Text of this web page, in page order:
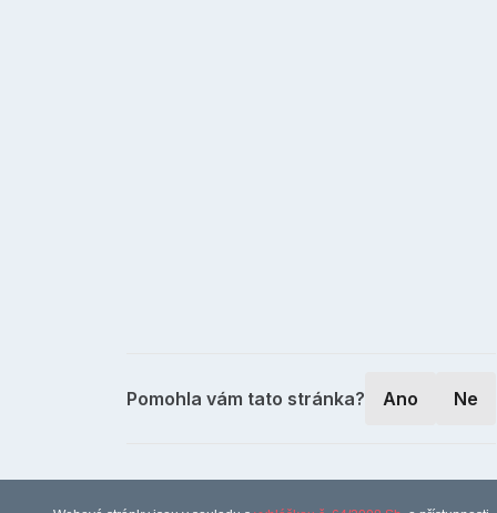
Pomohla vám tato stránka? Ano Ne